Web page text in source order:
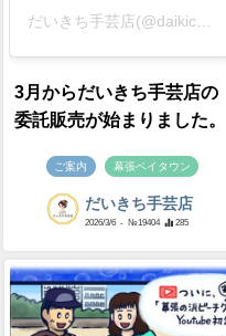
3月からだいきち手芸店の
委託販売が始まりました。
ご案内 幕張ベイタウン
だいきち手芸店
2026/3/6 - №19404 285